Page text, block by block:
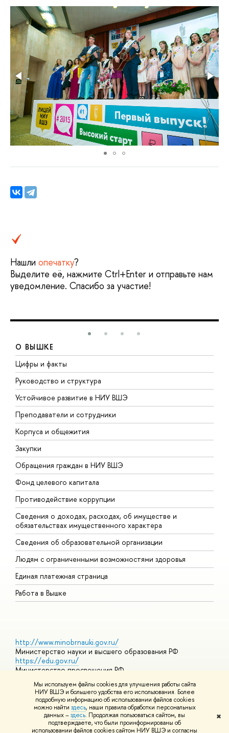
Мы используем файлы cookies для улучшения работы сайта
НИУ ВШЭ и большего удобства его использования. Более
подробную информацию об использовании файлов cookies
можно найти здесь, наши правила обработки персональных
данных –здесь. Продолжая пользоваться сайтом, вы
подтверждаете, что были проинформированы об
использовании файлов cookies сайтом НИУ ВШЭ и согласны
✖
Нашли опечатку?
Выделите её, нажмите Ctrl+Enter и отправьте нам
уведомление. Спасибо за участие!
О ВЫШКЕ
Цифры и факты
Руководство и структура
Устойчивое развитие в НИУ ВШЭ
Преподаватели и сотрудники
Корпуса и общежития
Закупки
Обращения граждан в НИУ ВШЭ
Фонд целевого капитала
Противодействие коррупции
Сведения о доходах, расходах, об имуществе и
обязательствах имущественного характера
Сведения об образовательной организации
Людям с ограниченными возможностями здоровья
Единая платежная страница
Работа в Вышке
http://www.minobrnauki.gov.ru/
Министерство науки и высшего образования РФ
https://edu.gov.ru/
Министерство просвещения РФ
Массовые открытые онлайн-курсы
© НИУ ВШЭ 1993–2026 Адреса и контактыУсловия
использования материалов Политика конфиденциальности